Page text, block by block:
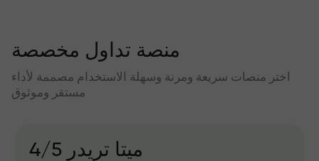
منصة تداول مخصصة
اختر منصات سريعة ومرنة وسهلة الاستخدام مصممة لأداء
مستقر وموثوق
میتا تریدر 4/5